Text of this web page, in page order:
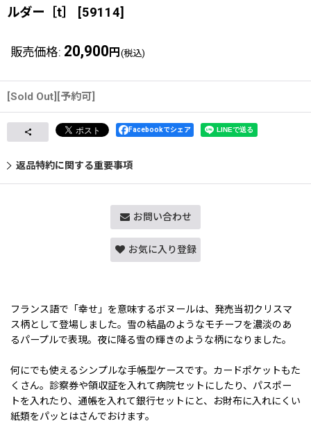
ルダー［t］
[59114]
販売価格: 20,900 円 (税込)
[Sold Out][予約可]
Facebookでシェア
返品特約に関する重要事項
お問い合わせ
お気に入り登録
フランス語で「幸せ」を意味するボヌールは、発売当初クリスマ
ス柄として登場しました。雪の結晶のようなモチーフを濃淡のあ
るパープルで表現。夜に降る雪の輝きのような柄になりました。
何にでも使えるシンプルな手帳型ケースです。カードポケットもた
くさん。診察券や領収証を入れて病院セットにしたり、パスポー
トを入れたり、通帳を入れて銀行セットにと、お財布に入れにくい
紙類をパッとはさんでおけます。